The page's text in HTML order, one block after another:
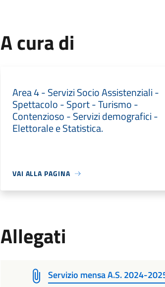
A cura di
Area 4 - Servizi Socio Assistenziali -
Spettacolo - Sport - Turismo -
Contenzioso - Servizi demografici -
Elettorale e Statistica.
VAI ALLA PAGINA
Allegati
Servizio mensa A.S. 2024-